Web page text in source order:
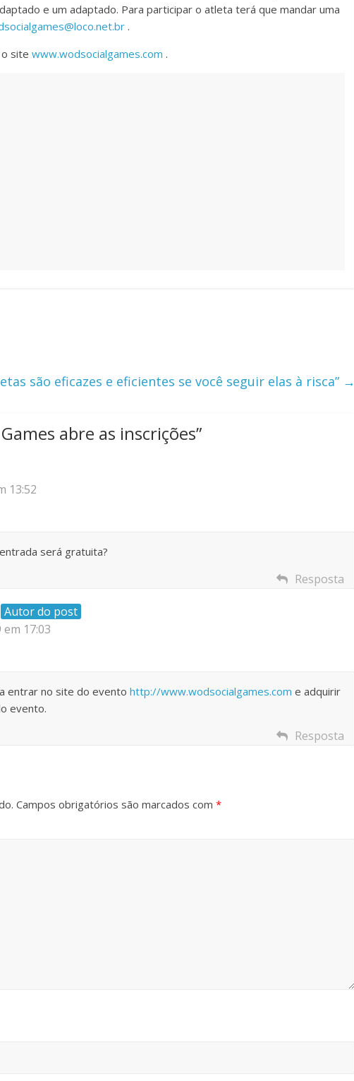
e um adaptado. Para participar o atleta terá que mandar uma
.
site www.wodsocialgames.com .
são eficazes e eficientes se você seguir elas à risca” →
abre as inscrições”
13:52
será gratuita?
Resposta
Autor do post
17:03
entrar no site do evento http://www.wodsocialgames.com e adquirir
evento.
Resposta
Campos obrigatórios são marcados com *